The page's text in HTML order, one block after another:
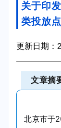
关于印
类投放
更新日期：
文章摘
北京市于